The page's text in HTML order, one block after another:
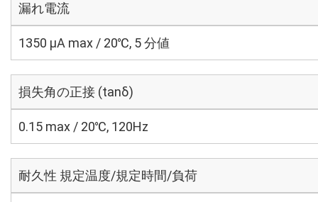
漏れ電流
1350 μA max / 20℃, 5 分値
損失角の正接 (tanδ)
0.15 max / 20℃, 120Hz
耐久性 規定温度/規定時間/負荷